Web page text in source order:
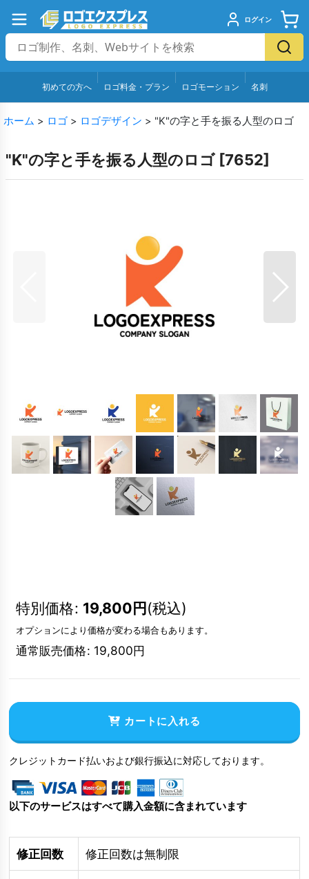
ログイン
初めての方へ ロゴ料金・プラン ロゴモーション 名刺
ホーム > ロゴ > ロゴデザイン > "K"の字と手を振る人型のロゴ
"K"の字と手を振る人型のロゴ [7652]
特別価格: 19,800円(税込)
オプションにより価格が変わる場合もあります。
通常販売価格: 19,800円
カートに入れる
クレジットカード払いおよび銀行振込に対応しております。
以下のサービスはすべて購入金額に含まれています
修正回数 修正回数は無制限